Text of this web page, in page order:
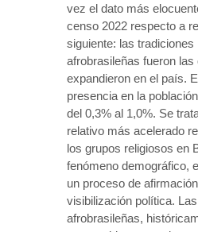
vez el dato más
censo 2022 respecto a
siguiente: las tradiciones
afrobrasileñas fueron
expandieron en el país.
presencia en la
del 0,3% al 1,0%. Se
relativo más acelerado
los grupos religiosos en
fenómeno demográfico,
un proceso de
visibilización política.
afrobrasileñas,